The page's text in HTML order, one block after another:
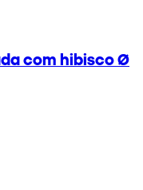
com hibisco Ø